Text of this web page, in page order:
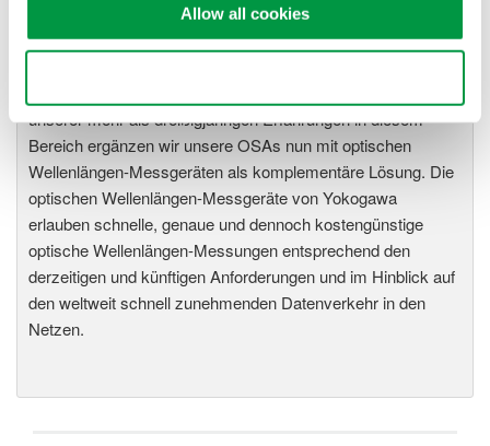
Allow all cookies
und innovativen optischen
Spektrumanalysatoren (OSA) zu
unserer mehr als dreißigjährigen Erfahrungen in diesem
Bereich ergänzen wir unsere OSAs nun mit optischen
Wellenlängen-Messgeräten als komplementäre Lösung. Die
optischen Wellenlängen-Messgeräte von Yokogawa
erlauben schnelle, genaue und dennoch kostengünstige
optische Wellenlängen-Messungen entsprechend den
derzeitigen und künftigen Anforderungen und im Hinblick auf
den weltweit schnell zunehmenden Datenverkehr in den
Netzen.